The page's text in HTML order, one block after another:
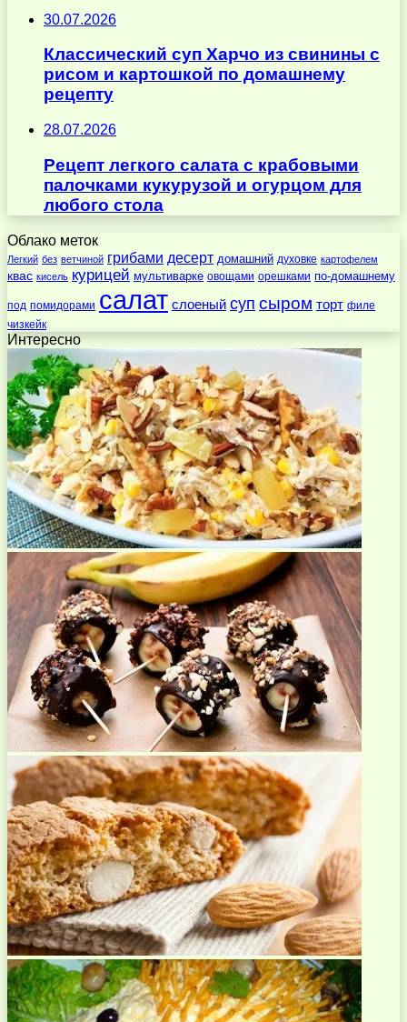
30.07.2026
Классический суп Харчо из свинины с
рисом и картошкой по домашнему
рецепту
28.07.2026
Рецепт легкого салата с крабовыми
палочками кукурузой и огурцом для
любого стола
Облако меток
Легкий без ветчиной грибами десерт домашний духовке картофелем
квас кисель курицей мультиварке овощами орешками по-домашнему
под помидорами салат слоеный суп сыром торт филе
чизкейк
Интересно